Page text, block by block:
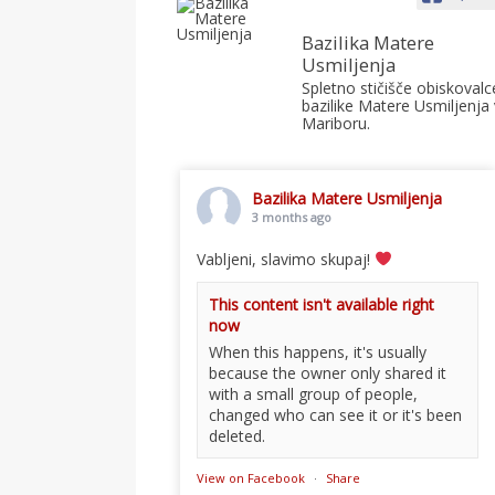
Bazilika Matere
Usmiljenja
Spletno stičišče
bazilike Matere Usmiljenja
Mariboru.
Bazilika Matere Usmiljenja
3 months ago
Vabljeni, slavimo skupaj!
This content isn't available right
now
When this happens, it's usually
because the owner only shared it
with a small group of people,
changed who can see it or it's been
deleted.
View on Facebook · Share